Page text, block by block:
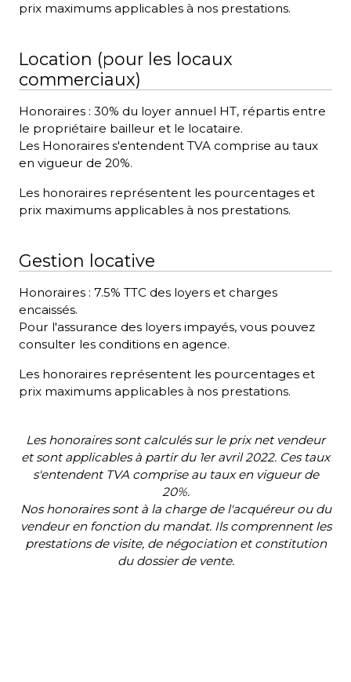
prix maximums applicables à nos prestations.
Location (pour les locaux
commerciaux)
Honoraires : 30% du loyer annuel HT, répartis entre
le propriétaire bailleur et le locataire.
Les Honoraires s'entendent TVA comprise au taux
en vigueur de 20%.
Les honoraires représentent les pourcentages et
prix maximums applicables à nos prestations.
Gestion locative
Honoraires : 7.5% TTC des loyers et charges
encaissés.
Pour l'assurance des loyers impayés, vous pouvez
consulter les conditions en agence.
Les honoraires représentent les pourcentages et
prix maximums applicables à nos prestations.
Les honoraires sont calculés sur le prix net vendeur
et sont applicables à partir du 1er avril 2022. Ces taux
s'entendent TVA comprise au taux en vigueur de
20%.
Nos honoraires sont à la charge de l'acquéreur ou du
vendeur en fonction du mandat. Ils comprennent les
prestations de visite, de négociation et constitution
du dossier de vente.